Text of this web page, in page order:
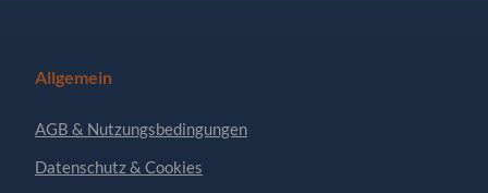
Allgemein
AGB & Nutzungsbedingungen
Datenschutz & Cookies